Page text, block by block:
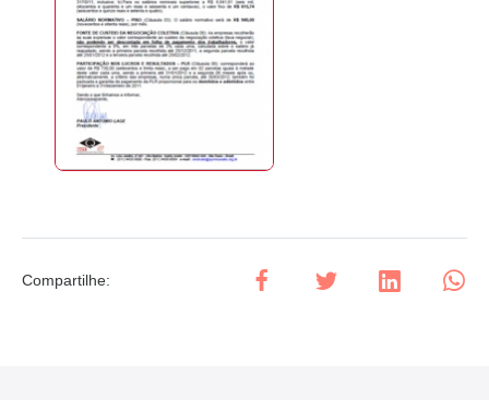
Compartilhe: